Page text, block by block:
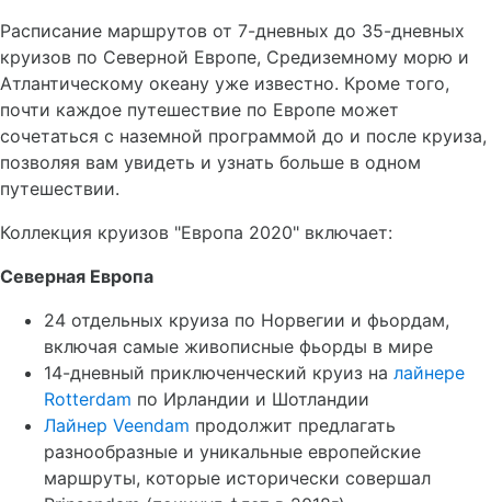
Расписание маршрутов от 7-дневных до 35-дневных
круизов по Северной Европе, Средиземному морю и
Атлантическому океану уже известно. Кроме того,
почти каждое путешествие по Европе может
сочетаться с наземной программой до и после круиза,
позволяя вам увидеть и узнать больше в одном
путешествии.
Коллекция круизов "Европа 2020" включает:
Северная Европа
24 отдельных круиза по Норвегии и фьордам,
включая самые живописные фьорды в мире
14-дневный приключенческий круиз на лайнере
Rotterdam по Ирландии и Шотландии
Лайнер Veendam продолжит предлагать
разнообразные и уникальные европейские
маршруты, которые исторически совершал